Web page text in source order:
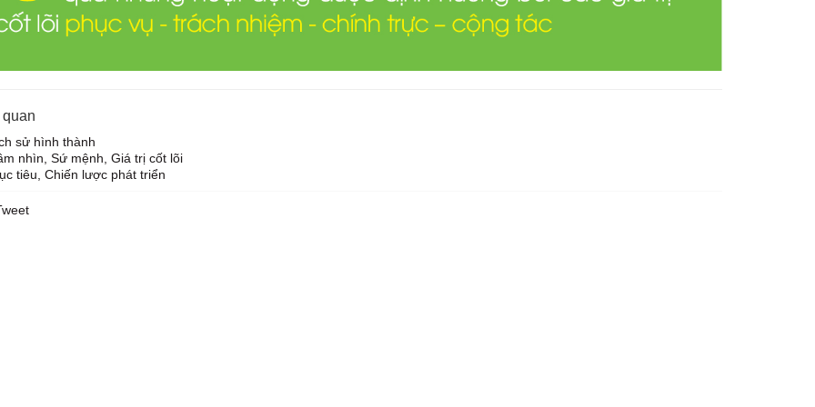
sử hình thành
nhìn, Sứ mệnh, Giá trị cốt lõi
tiêu, Chiến lược phát triển